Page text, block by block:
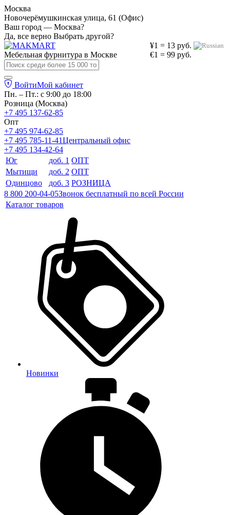
Москва
Новочерёмушкинская улица, 61 (Офис)
Ваш город — Москва?
Да, все верно Выбрать другой?
¥1 = 13 руб.
€1 = 99 руб.
Мебельная фурнитура в Москве
ВойтиМой кабинет
Пн. – Пт.: с 9:00 до 18:00
Розница (Москва)
+7 495 137-62-85
Опт
+7 495 974-62-85
+7 495 785-11-41Центральный офис
+7 495 134-42-64
Юг
доб. 1 ОПТ
Мытищи
доб. 2 ОПТ
Одинцово
доб. 3 РОЗНИЦА
8 800 200-04-05Звонок бесплатный по всей России
Каталог товаров
Новинки